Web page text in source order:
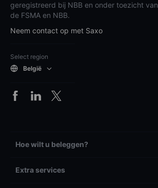
geregistreerd bij NBB en onder toezicht van
de FSMA en NBB.
Neem contact op met Saxo
Select region
België
Hoe wilt u beleggen?
Extra services